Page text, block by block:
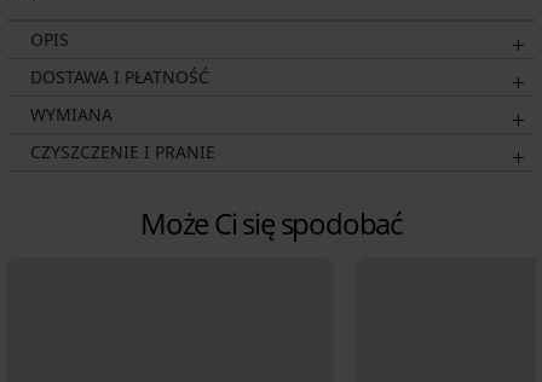
OPIS
DOSTAWA I PŁATNOŚĆ
WYMIANA
CZYSZCZENIE I PRANIE
Może Ci się spodobać